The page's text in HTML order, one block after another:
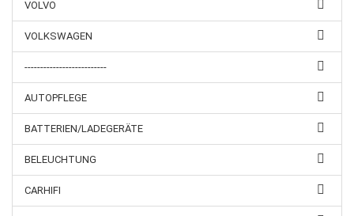
VOLVO
VOLKSWAGEN
--------------------------
AUTOPFLEGE
BATTERIEN/LADEGERÄTE
BELEUCHTUNG
CARHIFI